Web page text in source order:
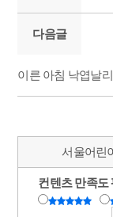
다음글
이른 아침 낙엽날
서울어린
컨텐츠 만족도